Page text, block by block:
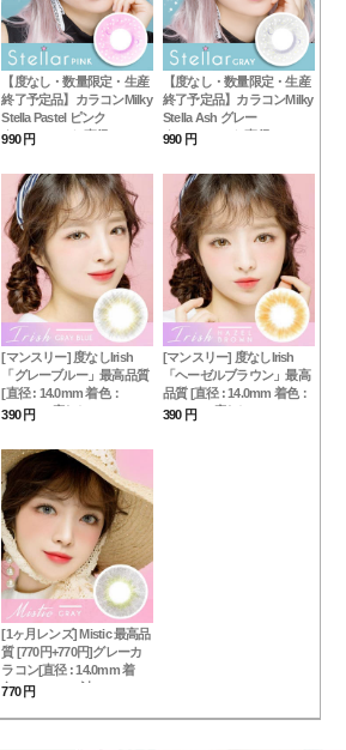
【度なし・数量限定・生産
終了予定品】カラコンMilky
Stella Pastel ピンク
★PREMIUM★[直径 :
あり度なし~-8.00までpink
990 円
【度なし・数量限定・生産
終了予定品】カラコンMilky
Stella Ash グレー
★PREMIUM★[直径 :
あり度なし~-8.00までgray
990 円
[マンスリー] 度なしIrish
「グレーブルー」最高品質
[直径 : 14.0mm 着色：
11.9mm] 度なしIrish Gray
い」
390 円
[マンスリー] 度なしIrish
「ヘーゼルブラウン」最高
品質 [直径 : 14.0mm 着色：
11.9mm] 度なし Irish Hazel
390 円
[1ヶ月レンズ] Mistic 最高品
質 [770円+770円]グレーカ
ラコン[直径 : 14.0mm 着
色：13.0mm] [計2
り度なし~-8.00まで) GRAY
770 円